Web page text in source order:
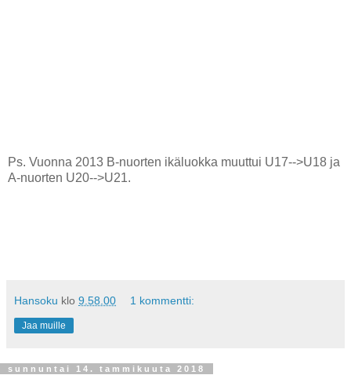
Ps. Vuonna 2013 B-nuorten ikäluokka muuttui U17-->U18 ja
A-nuorten U20-->U21.
Hansoku klo 9.58.00 1 kommentti:
Jaa muille
sunnuntai 14. tammikuuta 2018